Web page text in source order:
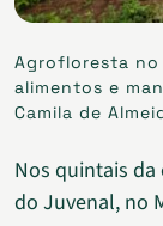
Agrofloresta
alimentos e
Camila de
Nos quintais
do Juvenal, no